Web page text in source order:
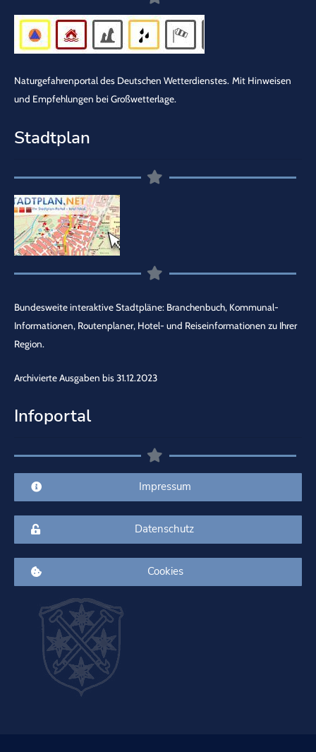
Naturgefahrenportal des Deutschen Wetterdienstes. Mit Hinweisen
und Empfehlungen bei Großwetterlage.
Stadtplan
Bundesweite interaktive Stadtpläne: Branchenbuch, Kommunal-
Informationen, Routenplaner, Hotel- und Reiseinformationen zu Ihrer
Region.
Archivierte Ausgaben bis 31.12.2023
Infoportal
Impressum
Datenschutz
Cookies